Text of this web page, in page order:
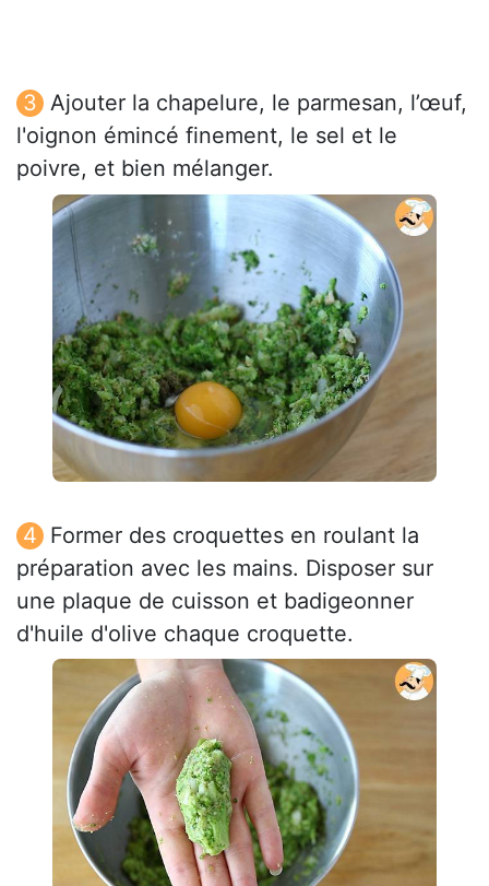
Ajouter la chapelure, le parmesan, l’œuf,
l'oignon émincé finement, le sel et le
poivre, et bien mélanger.
Former des croquettes en roulant la
préparation avec les mains. Disposer sur
une plaque de cuisson et badigeonner
d'huile d'olive chaque croquette.